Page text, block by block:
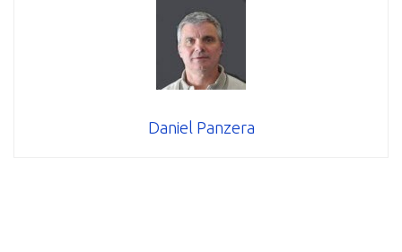
Daniel Panzera